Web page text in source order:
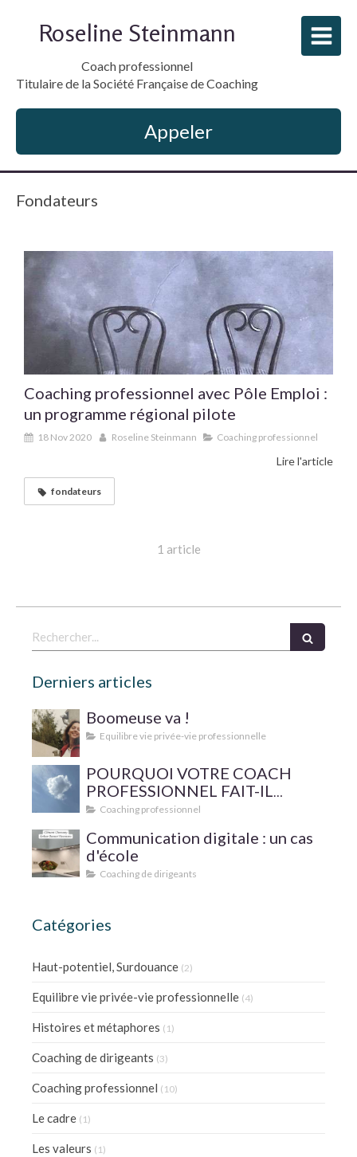
Roseline Steinmann
Coach professionnel
Titulaire de la Société Française de Coaching
Appeler
Fondateurs
Coaching professionnel avec Pôle Emploi :
un programme régional pilote
18 Nov 2020 Roseline Steinmann Coaching professionnel
Lire l'article
fondateurs
1 article
Rechercher
Derniers articles
Boomeuse va !
Equilibre vie privée-vie professionnelle
POURQUOI VOTRE COACH
PROFESSIONNEL FAIT-IL
SUPERVISER SA PRATIQUE ?
Coaching professionnel
Communication digitale : un cas
d'école
Coaching de dirigeants
Catégories
Haut-potentiel, Surdouance (2)
Equilibre vie privée-vie professionnelle (4)
Histoires et métaphores (1)
Coaching de dirigeants (3)
Coaching professionnel (10)
Le cadre (1)
Les valeurs (1)